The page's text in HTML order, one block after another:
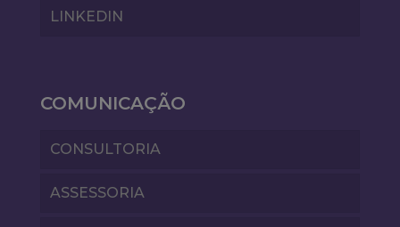
LINKEDIN
COMUNICAÇÃO
CONSULTORIA
ASSESSORIA